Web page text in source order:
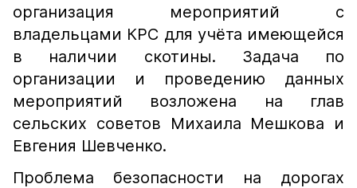
организация мероприятий с
владельцами КРС для учёта имеющейся
в наличии скотины. Задача по
организации и проведению данных
мероприятий возложена на глав
сельских советов Михаила Мешкова и
Евгения Шевченко.
Проблема безопасности на дорогах